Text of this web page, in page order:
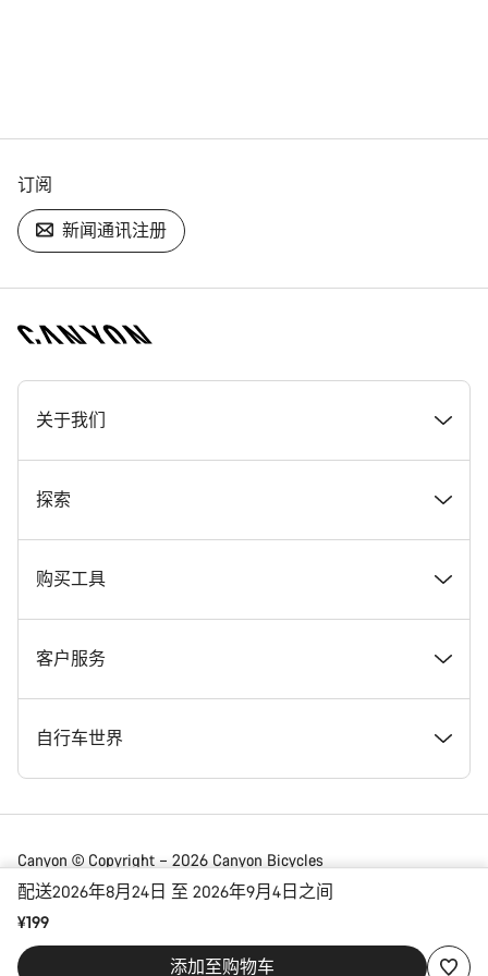
配送2026年8月24日 至 2026年9月4日之间
¥199
添加至购物车
订阅
新闻通讯注册
[footer.linksList.title]
关于我们
奖项
在 Canyon 工作
Canyon 新闻发布室
条款和条件
法律披露
数据保护声明
探索
新闻和故事
提示和建议
Canyon Home Koblenz
会员礼遇
Canyon App
购买工具
找到您梦寐以求的 Canyon 自行车
现货自行车
找到您的 Canyon 尺寸
自行车对比
客户服务
支持中心
服务网点
送货
自行车世界
公路车
砾石车
Canyon © Copyright – 2026 Canyon Bicycles
GmbH – 保留所有权利
China | 简体中文